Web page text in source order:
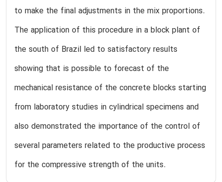
to make the final adjustments in the mix proportions.
The application of this procedure in a block plant of
the south of Brazil led to satisfactory results
showing that is possible to forecast of the
mechanical resistance of the concrete blocks starting
from laboratory studies in cylindrical specimens and
also demonstrated the importance of the control of
several parameters related to the productive process
for the compressive strength of the units.